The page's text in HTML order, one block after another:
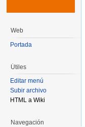
Web
Portada
Útiles
Editar menú
Subir archivo
HTML a Wiki
Navegación